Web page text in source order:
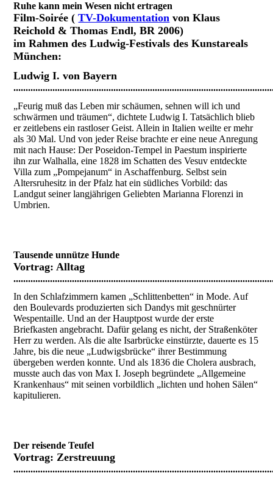
Ruhe kann mein Wesen nicht ertragen
Film-Soirée(TV-Dokumentation von Klaus
Reichold & Thomas Endl, BR 2006)
im Rahmen des Ludwig-Festivals des Kunstareals
München:
Ludwig I. von Bayern
„Feurig muß das Leben mir schäumen, sehnen will ich und
schwärmen und träumen“, dichtete Ludwig I. Tatsächlich blieb
er zeitlebens ein rastloser Geist. Allein in Italien weilte er mehr
als 30 Mal. Und von jeder Reise brachte er eine neue Anregung
mit nach Hause: Der Poseidon-Tempel in Paestum inspirierte
ihn zur Walhalla, eine 1828 im Schatten des Vesuv entdeckte
Villa zum „Pompejanum“ in Aschaffenburg. Selbst sein
Altersruhesitz in der Pfalz hat ein südliches Vorbild: das
Landgut seiner langjährigen Geliebten Marianna Florenzi in
Umbrien.
Tausende unnütze Hunde
Vortrag: Alltag
In den Schlafzimmern kamen „Schlittenbetten“ in Mode. Auf
den Boulevards produzierten sich Dandys mit geschnürter
Wespentaille. Und an der Hauptpost wurde der erste
Briefkasten angebracht. Dafür gelang es nicht, der Straßenköter
Herr zu werden. Als die alte Isarbrücke einstürzte, dauerte es 15
Jahre, bis die neue „Ludwigsbrücke“ ihrer Bestimmung
übergeben werden konnte. Und als 1836 die Cholera ausbrach,
musste auch das von Max I. Joseph begründete „Allgemeine
Krankenhaus“ mit seinen vorbildlich „lichten und hohen Sälen“
kapitulieren.
Der reisende Teufel
Vortrag: Zerstreuung